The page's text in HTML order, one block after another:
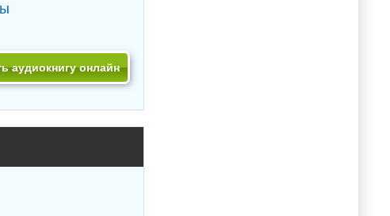
аудиокнигу онлайн